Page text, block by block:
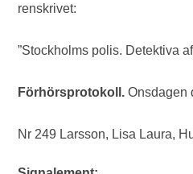
renskrivet:
”Stockholms polis. Detektiva
Förhörsprotokoll. Onsdagen
Nr 249 Larsson, Lisa Laura,